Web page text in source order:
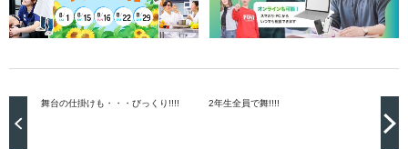
舞台の仕掛けも・・・びっくり!!!! 2年生全員で舞!!!!